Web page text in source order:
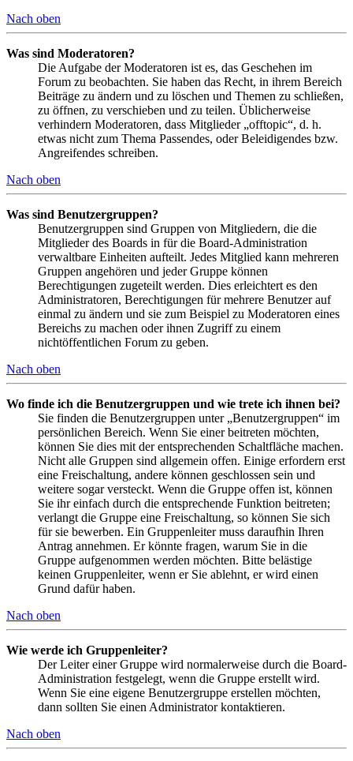
Nach oben
Was sind Moderatoren?
Die Aufgabe der Moderatoren ist es, das Geschehen im
Forum zu beobachten. Sie haben das Recht, in ihrem Bereich
Beiträge zu ändern und zu löschen und Themen zu schließen,
zu öffnen, zu verschieben und zu teilen. Üblicherweise
verhindern Moderatoren, dass Mitglieder „offtopic“, d. h.
etwas nicht zum Thema Passendes, oder Beleidigendes bzw.
Angreifendes schreiben.
Nach oben
Was sind Benutzergruppen?
Benutzergruppen sind Gruppen von Mitgliedern, die die
Mitglieder des Boards in für die Board-Administration
verwaltbare Einheiten aufteilt. Jedes Mitglied kann mehreren
Gruppen angehören und jeder Gruppe können
Berechtigungen zugeteilt werden. Dies erleichtert es den
Administratoren, Berechtigungen für mehrere Benutzer auf
einmal zu ändern und sie zum Beispiel zu Moderatoren eines
Bereichs zu machen oder ihnen Zugriff zu einem
nichtöffentlichen Forum zu geben.
Nach oben
Wo finde ich die Benutzergruppen und wie trete ich ihnen bei?
Sie finden die Benutzergruppen unter „Benutzergruppen“ im
persönlichen Bereich. Wenn Sie einer beitreten möchten,
können Sie dies mit der entsprechenden Schaltfläche machen.
Nicht alle Gruppen sind allgemein offen. Einige erfordern erst
eine Freischaltung, andere können geschlossen sein und
weitere sogar versteckt. Wenn die Gruppe offen ist, können
Sie ihr einfach durch die entsprechende Funktion beitreten;
verlangt die Gruppe eine Freischaltung, so können Sie sich
für sie bewerben. Ein Gruppenleiter muss daraufhin Ihren
Antrag annehmen. Er könnte fragen, warum Sie in die
Gruppe aufgenommen werden möchten. Bitte belästige
keinen Gruppenleiter, wenn er Sie ablehnt, er wird einen
Grund dafür haben.
Nach oben
Wie werde ich Gruppenleiter?
Der Leiter einer Gruppe wird normalerweise durch die Board-
Administration festgelegt, wenn die Gruppe erstellt wird.
Wenn Sie eine eigene Benutzergruppe erstellen möchten,
dann sollten Sie einen Administrator kontaktieren.
Nach oben